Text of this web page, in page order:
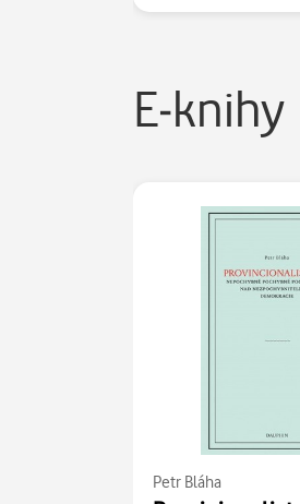
E-knihy
Petr Bláha